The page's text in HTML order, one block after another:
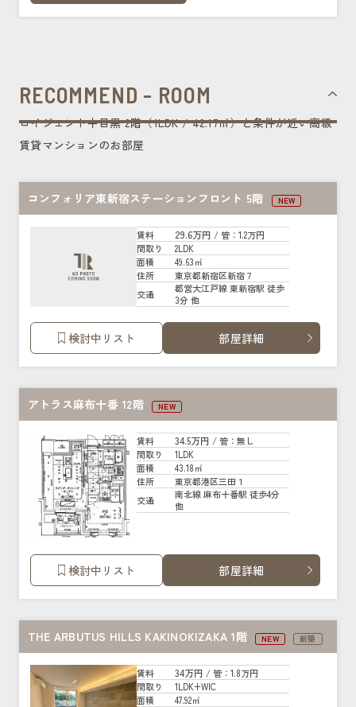
RECOMMEND - ROOM
ロイジェント中目黒 2階（1LDK / 42.17㎡）と条件が近い高級
賃貸マンションのお部屋
コンフォリア東新宿ステーションフロント 5階 NEW
賃料 29.6万円 / 管：1.2万円
間取り
2LDK
面積
49.63㎡
住所
東京都新宿区新宿７
交通
都営大江戸線 東新宿駅 徒歩
3分 他
検討中リスト 部屋詳細
アトラス麻布十番 12階 NEW
賃料 34.5万円 / 管：無し
間取り
1LDK
面積
43.18㎡
住所
東京都港区三田１
交通
南北線 麻布十番駅 徒歩4分
他
検討中リスト 部屋詳細
THE ARBUTUS HILLS KAKINOKIZAKA 1階 NEW 新築
賃料 34万円 / 管：1.8万円
間取り
1LDK+WIC
面積
47.92㎡